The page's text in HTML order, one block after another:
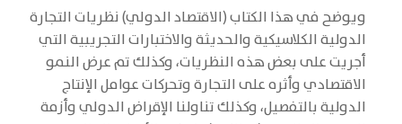
ويوضح في هذا الكتاب (الاقتصاد الدولي) نظريات التجارة
الدولية الكلاسيكية والحديثة والاختبارات التجريبية التي
أجريت على بعض هذه النظريات، وكذلك تم عرض النمو
الاقتصادي وأثره على التجارة وتحركات عوامل الإنتاج
الدولية بالتفصيل، وكذلك تناولنا الإقراض الدولي وأزمة